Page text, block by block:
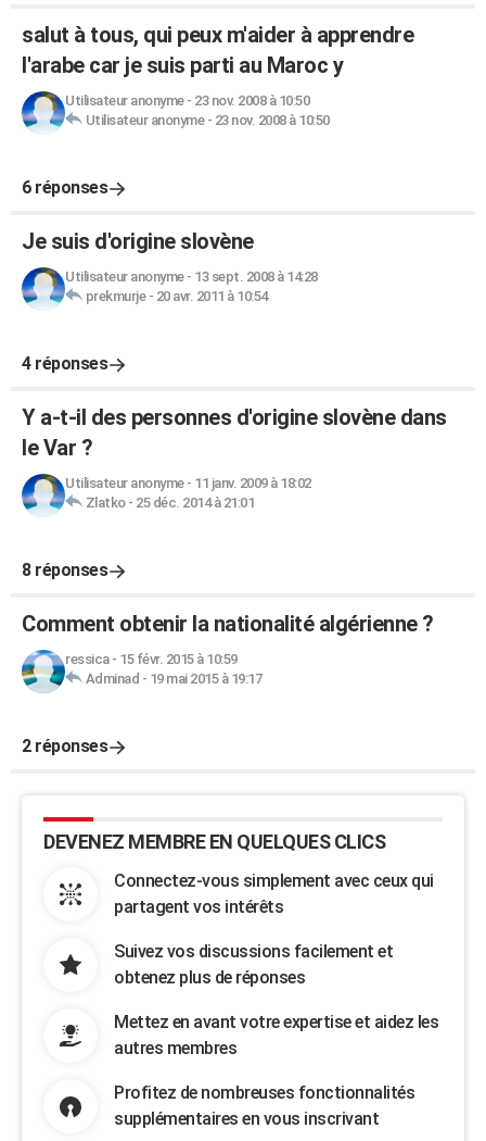
salut à tous, qui peux m'aider à apprendre
l'arabe car je suis parti au Maroc y
Utilisateur anonyme- 23 nov. 2008 à 10:50
Utilisateur anonyme- 23 nov. 2008 à 10:50
6 réponses
Je suis d'origine slovène
Utilisateur anonyme- 13 sept. 2008 à 14:28
prekmurje- 20 avr. 2011 à 10:54
4 réponses
Y a-t-il des personnes d'origine slovène dans
le Var ?
Utilisateur anonyme- 11 janv. 2009 à 18:02
Zlatko- 25 déc. 2014 à 21:01
8 réponses
Comment obtenir la nationalité algérienne ?
ressica- 15 févr. 2015 à 10:59
Adminad - 19 mai 2015 à 19:17
2 réponses
DEVENEZ MEMBRE EN QUELQUES CLICS
Connectez-vous simplement avec ceux qui
partagent vos intérêts
Suivez vos discussions facilement et
obtenez plus de réponses
Mettez en avant votre expertise et aidez les
autres membres
Profitez de nombreuses fonctionnalités
supplémentaires en vous inscrivant